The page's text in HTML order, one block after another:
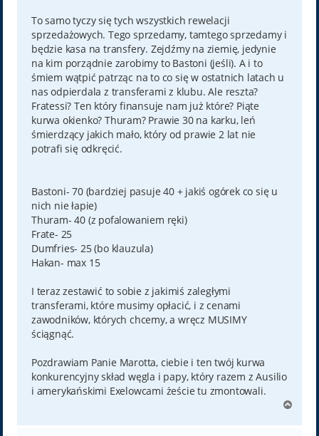
To samo tyczy się tych wszystkich rewelacji
sprzedażowych. Tego sprzedamy, tamtego sprzedamy i
będzie kasa na transfery. Zejdźmy na ziemię, jedynie
na kim porządnie zarobimy to Bastoni (jeśli). A i to
śmiem wątpić patrząc na to co się w ostatnich latach u
nas odpierdala z transferami z klubu. Ale reszta?
Fratessi? Ten który finansuje nam już które? Piąte
kurwa okienko? Thuram? Prawie 30 na karku, leń
śmierdzący jakich mało, który od prawie 2 lat nie
potrafi się odkręcić.
Bastoni- 70 (bardziej pasuje 40 + jakiś ogórek co się u
nich nie łapie)
Thuram- 40 (z pofalowaniem ręki)
Frate- 25
Dumfries- 25 (bo klauzula)
Hakan- max 15
I teraz zestawić to sobie z jakimiś zaległymi
transferami, które musimy opłacić, i z cenami
zawodników, których chcemy, a wręcz MUSIMY
ściągnąć.
Pozdrawiam Panie Marotta, ciebie i ten twój kurwa
konkurencyjny skład węgla i papy, który razem z Ausilio
i amerykańskimi Exelowcami żeście tu zmontowali.
g